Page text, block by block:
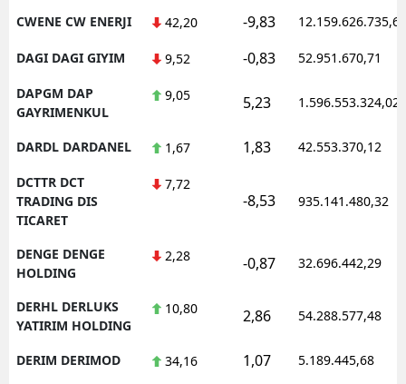
CWENE CW ENERJI 42,20 -9,83 12.159.626.735,62
DAGI DAGI GIYIM 9,52 -0,83 52.951.670,71
DAPGM DAP
GAYRIMENKUL
9,05 5,23 1.596.553.324,02
DARDL DARDANEL 1,67 1,83 42.553.370,12
DCTTR DCT
TRADING DIS
TICARET
7,72
-8,53 935.141.480,32
DENGE DENGE
HOLDING
2,28 -0,87 32.696.442,29
DERHL DERLUKS
YATIRIM HOLDING
10,80 2,86 54.288.577,48
DERIM DERIMOD 34,16 1,07 5.189.445,68